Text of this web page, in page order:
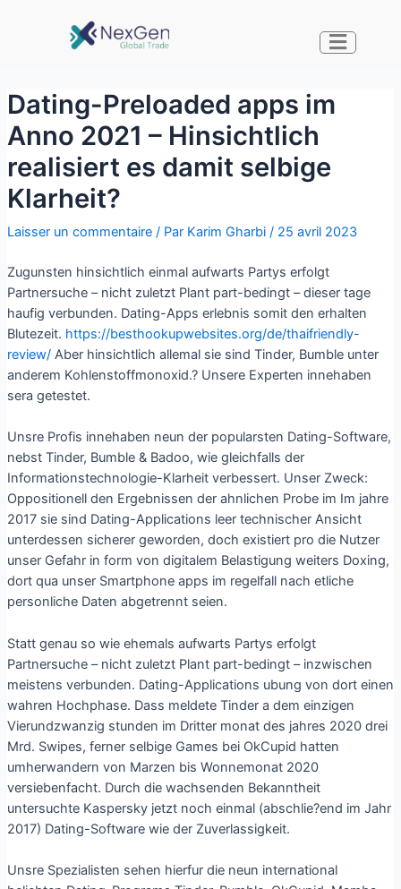
Dating-Preloaded apps im
Anno 2021 – Hinsichtlich
realisiert es damit selbige
Klarheit?
Laisser un commentaire / Par Karim Gharbi / 25 avril 2023
Zugunsten hinsichtlich einmal aufwarts Partys erfolgt
Partnersuche – nicht zuletzt Plant part-bedingt – dieser tage
haufig verbunden. Dating-Apps erlebnis somit den erhalten
Blutezeit. https://besthookupwebsites.org/de/thaifriendly-
review/Aber hinsichtlich allemal sie sind Tinder, Bumble unter
anderem Kohlenstoffmonoxid.? Unsere Experten innehaben
sera getestet.
Unsre Profis innehaben neun der popularsten Dating-Software,
nebst Tinder, Bumble & Badoo, wie gleichfalls der
Informationstechnologie-Klarheit verbessert. Unser Zweck:
Oppositionell den Ergebnissen der ahnlichen Probe im Im jahre
2017 sie sind Dating-Applications leer technischer Ansicht
unterdessen sicherer geworden, doch existiert pro die Nutzer
unser Gefahr in form von digitalem Belastigung weiters Doxing,
dort qua unser Smartphone apps im regelfall nach etliche
personliche Daten abgetrennt seien.
Statt genau so wie ehemals aufwarts Partys erfolgt
Partnersuche – nicht zuletzt Plant part-bedingt – inzwischen
meistens verbunden. Dating-Applications ubung von dort einen
wahren Hochphase. Dass meldete Tinder a dem einzigen
Vierundzwanzig stunden im Dritter monat des jahres 2020 drei
Mrd. Swipes, ferner selbige Games bei OkCupid hatten
umherwandern von Marzen bis Wonnemonat 2020
versiebenfacht. Durch die wachsenden Bekanntheit
untersuchte Kaspersky jetzt noch einmal (abschlie?end im Jahr
2017) Dating-Software wie der Zuverlassigkeit.
Unsre Spezialisten sehen hierfur die neun international